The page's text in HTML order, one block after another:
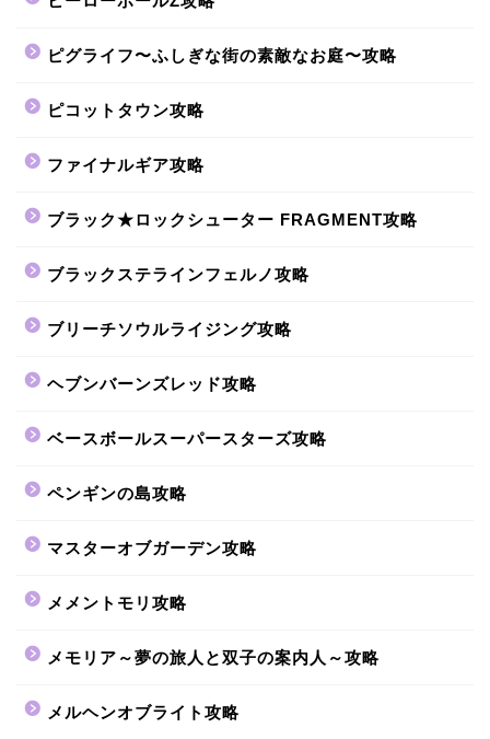
ピグライフ〜ふしぎな街の素敵なお庭〜攻略
ピコットタウン攻略
ファイナルギア攻略
ブラック★ロックシューター FRAGMENT攻略
ブラックステラインフェルノ攻略
ブリーチソウルライジング攻略
ヘブンバーンズレッド攻略
ベースボールスーパースターズ攻略
ペンギンの島攻略
マスターオブガーデン攻略
メメントモリ攻略
メモリア～夢の旅人と双子の案内人～攻略
メルヘンオブライト攻略